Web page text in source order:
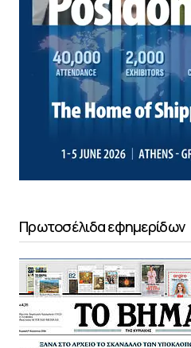
Πρωτοσέλιδα εφημερίδων